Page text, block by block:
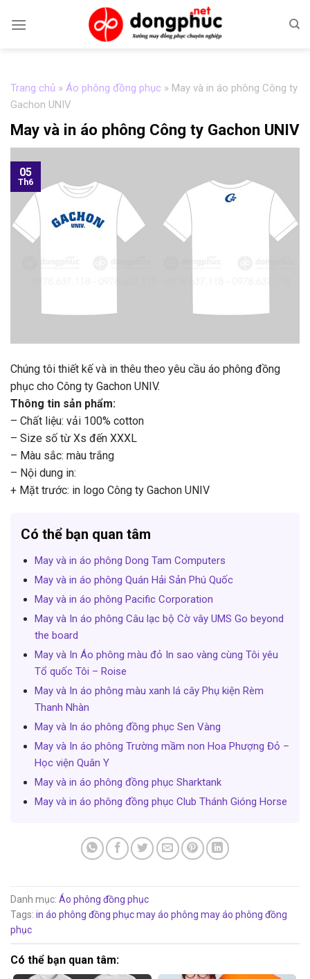
Trang chủ » Áo phông đồng phục » May và in áo phông Công ty
Gachon UNIV
May và in áo phông Công ty Gachon UNIV
05
Th6
Chúng tôi thiết kế và in thêu theo yêu cầu áo phông đồng
phục cho Công ty Gachon UNIV.
Thông tin sản phẩm:
– Chất liệu: vải 100% cotton
– Size số từ Xs đến XXXL
– Màu sắc: màu trắng
– Nội dung in:
+ Mặt trước: in logo Công ty Gachon UNIV
Có thể bạn quan tâm
May và in áo phông Dong Tam Computers
May và in áo phông Quán Hải Sản Phú Quốc
May và in áo phông Pacific Corporation
May và In áo phông Câu lạc bộ Cờ vây UMS Go beyond
the board
May và In Áo phông màu đỏ In sao vàng cùng Tôi yêu
Tổ quốc Tôi – Roise
May và In áo phông màu xanh lá cây Phụ kiện Rèm
Thanh Nhàn
May và In áo phông đồng phục Sen Vàng
May và In áo phông Trường mầm non Hoa Phượng Đỏ –
Học viện Quân Y
May và in áo phông đồng phục Sharktank
May và in áo phông đồng phục Club Thánh Gióng Horse
Danh mục: Áo phông đồng phục
Tags: in áo phông đồng phụcmay áo phông may áo phông đồng
phục
Có thể bạn quan tâm: